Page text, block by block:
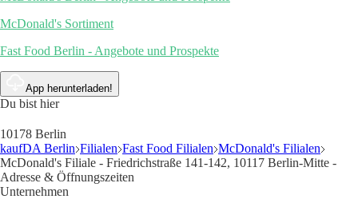
McDonald's Sortiment
Fast Food Berlin - Angebote und Prospekte
App herunterladen!
Du bist hier
10178 Berlin
kaufDA Berlin Filialen Fast Food Filialen McDonald's Filialen
McDonald's Filiale - Friedrichstraße 141-142, 10117 Berlin-Mitte -
Adresse & Öffnungszeiten
Unternehmen